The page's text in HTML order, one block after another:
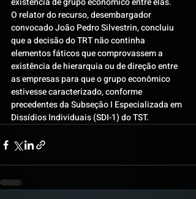
O relator do recurso, desembargador
convocado João Pedro Silvestrin, concluiu
que a decisão do TRT não continha
elementos fáticos que comprovassem a
existência de hierarquia ou de direção entre
as empresas para que o grupo econômico
estivesse caracterizado, conforme
precedentes da Subseção I Especializada em
Dissídios Individuais (SDI-1) do TST.